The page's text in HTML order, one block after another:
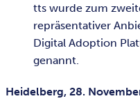
tts wurde zum
repräsentativer
Digital Adoption
genannt.
Heidelberg, 28.